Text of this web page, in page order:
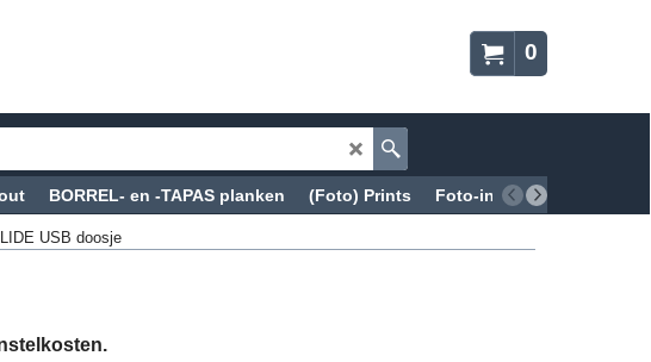
0
BORREL- en -TAPAS planken (Foto) Prints Foto-in-kristalglas
USB doosje